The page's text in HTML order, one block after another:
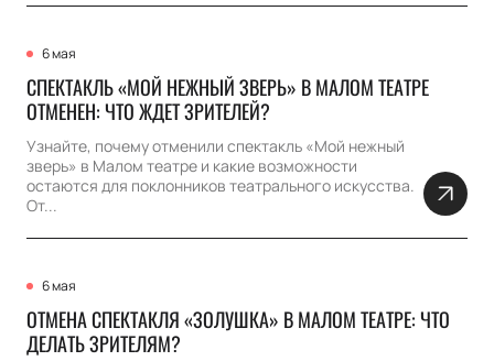
6 мая
СПЕКТАКЛЬ «МОЙ НЕЖНЫЙ ЗВЕРЬ» В МАЛОМ ТЕАТРЕ
ОТМЕНЕН: ЧТО ЖДЕТ ЗРИТЕЛЕЙ?
Узнайте, почему отменили спектакль «Мой нежный
зверь» в Малом театре и какие возможности
остаются для поклонников театрального искусства.
От...
6 мая
ОТМЕНА СПЕКТАКЛЯ «ЗОЛУШКА» В МАЛОМ ТЕАТРЕ: ЧТО
ДЕЛАТЬ ЗРИТЕЛЯМ?